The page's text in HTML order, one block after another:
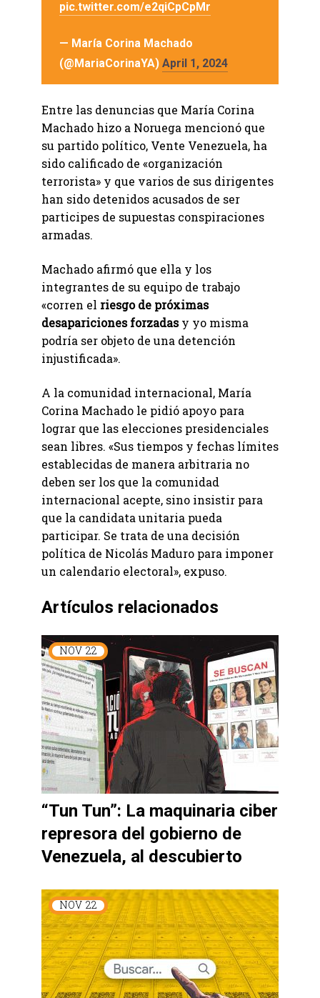
pic.twitter.com/e2qiCpCpMr
— María Corina Machado
(@MariaCorinaYA) April 1, 2024
Entre las denuncias que María Corina
Machado hizo a Noruega mencionó que
su partido político, Vente Venezuela, ha
sido calificado de «organización
terrorista» y que varios de sus dirigentes
han sido detenidos acusados de ser
participes de supuestas conspiraciones
armadas.
Machado afirmó que ella y los
integrantes de su equipo de trabajo
«corren el riesgo de próximas
desapariciones forzadasy yo misma
podría ser objeto de una detención
injustificada».
A la comunidad internacional, María
Corina Machado le pidió apoyo para
lograr que las elecciones presidenciales
sean libres. «Sus tiempos y fechas límites
establecidas de manera arbitraria no
deben ser los que la comunidad
internacional acepte, sino insistir para
que la candidata unitaria pueda
participar. Se trata de una decisión
política de Nicolás Maduro para imponer
un calendario electoral», expuso.
Artículos relacionados
NOV 22
“Tun Tun”: La maquinaria ciber
represora del gobierno de
Venezuela, al descubierto
NOV 22